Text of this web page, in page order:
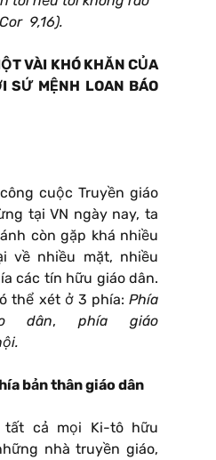
9,16).
VÀI KHÓ KHĂN CỦA
SỨ MỆNH LOAN BÁO
cuộc Truyền giáo
tại VN ngày nay, ta
còn gặp khá nhiều
về nhiều mặt, nhiều
các tín hữu giáo dân.
thể xét ở 3 phía: Phía
dân,phía giáo
bản thân giáo dân
tất cả mọi Ki-tô hữu
nhà truyền giáo,